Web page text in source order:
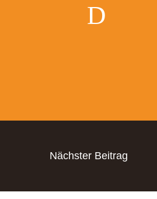
Nächster Beitrag